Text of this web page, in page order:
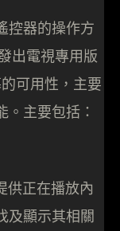
控器的操作方
出電視專用版
可用性，主要
主要包括：
供正在播放內
及顯示其相關